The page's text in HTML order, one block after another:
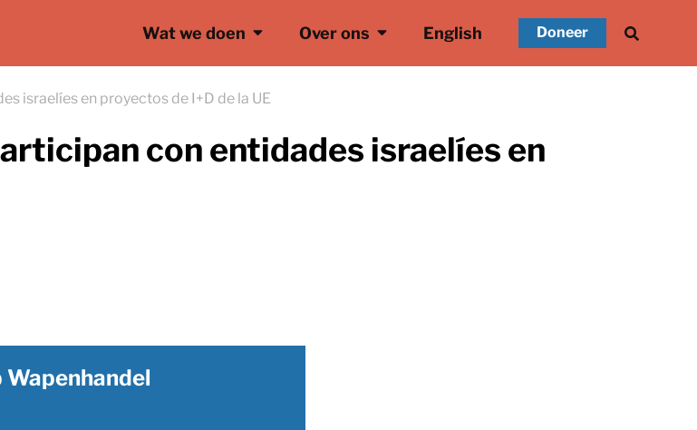
Wat we doen Over ons English Doneer
israelíes en proyectos de I+D de la UE
con entidades israelíes en
Wapenhandel